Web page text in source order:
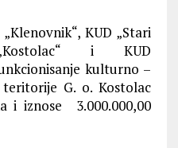
KUD „Stari
i KUD
kulturno –
G. o. Kostolac
i iznose 3.000.000,00